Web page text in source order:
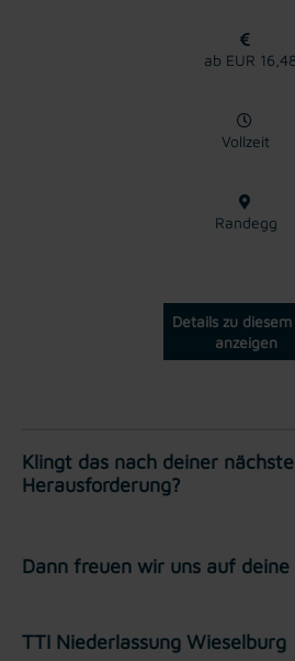
ab EUR 16,48
Vollzeit
Randegg
Details zu diesem
anzeigen
Klingt das nach deiner
Herausforderung?
Dann freuen wir uns auf
TTI Niederlassung Wieselburg